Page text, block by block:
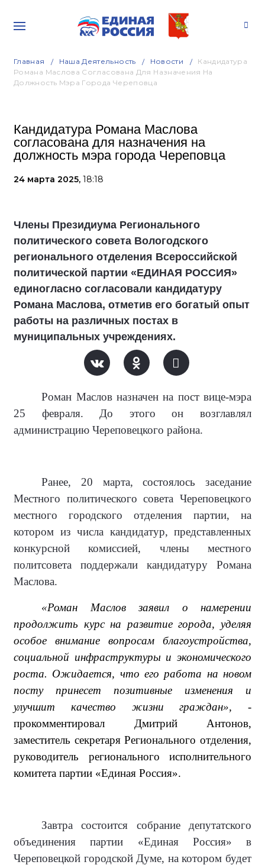
Главная Наша Деятельность Новости
Кандидатура
Романа Маслова Согласована Для Назначения На
Должность Мэра Города Череповца
Кандидатура Романа Маслова
согласована для назначения на
должность мэра города Череповца
24 марта 2025, 18:18
Члены Президиума Регионального
политического совета Вологодского
регионального отделения Всероссийской
политической партии «ЕДИНАЯ РОССИЯ»
единогласно согласовали кандидатуру
Романа Маслова, отметив его богатый опыт
работы на различных постах в
муниципальных учреждениях.
Роман Маслов назначен на пост вице-мэра
25 февраля. До этого он возглавлял
администрацию Череповецкого района.
Ранее, 20 марта, состоялось заседание
Местного политического совета Череповецкого
местного городского отделения партии, на
котором из числа кандидатур, представленных
конкурсной комиссией, члены местного
политсовета поддержали кандидатуру Романа
Маслова.
«Роман Маслов заявил о намерении
продолжить курс на развитие города, уделяя
особое внимание вопросам благоустройства,
социальной инфраструктуры и экономического
роста. Ожидается, что его работа на новом
посту принесет позитивные изменения и
улучшит качество жизни граждан», -
прокомментировал Дмитрий Антонов,
заместитель секретаря Регионального отделения,
руководитель регионального исполнительного
комитета партии «Единая Россия».
Завтра состоится собрание депутатского
объединения партии «Единая Россия» в
Череповецкой городской Думе, на котором будет